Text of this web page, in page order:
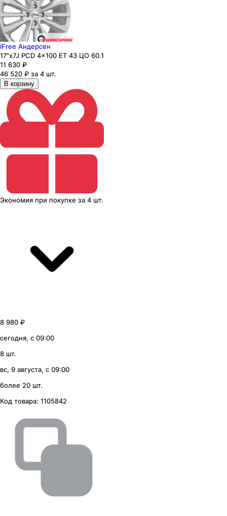
iFree Андерсен
17"x7J PCD 4x100 ЕТ 43 ЦО 60.1
11 630 ₽
46 520 ₽ за 4 шт.
В корзину
Экономия при покупке за 4 шт.
8 980 ₽
сегодня, с 09:00
8 шт.
вс, 9 августа, с 09:00
более 20 шт.
Код товара: 1105842